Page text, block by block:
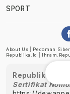
SPORT
About Us Pedoman Siber
Republika.id
Republika
Sertifikat